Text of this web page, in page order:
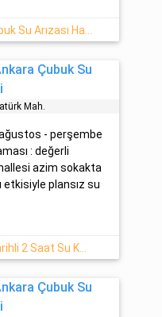
Çubuk Su
Mah.
- perşembe
: değerli
azim sokakta
etkisiyle plansız su
Çubuk'ta 06 Ağustos 2026 Tarihli 2 Saat Su Kesintisi
Çubuk Su